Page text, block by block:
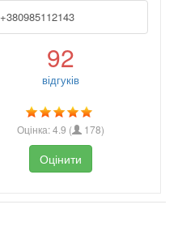
+380985112143
92
відгуків
Оцінка:4.9 ( 178)
Оцінити